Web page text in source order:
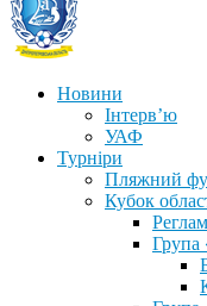
Новини
Інтерв’ю
УАФ
Турніри
Пляжний
Кубок
Група